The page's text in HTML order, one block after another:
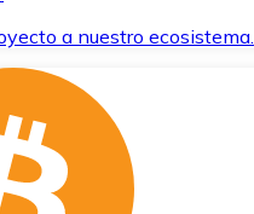
a nuestro ecosistema.